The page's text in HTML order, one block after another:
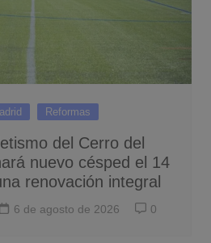
Reformas
del Cerro del
nuevo césped el 14
renovación integral
6 de agosto de 2026 0